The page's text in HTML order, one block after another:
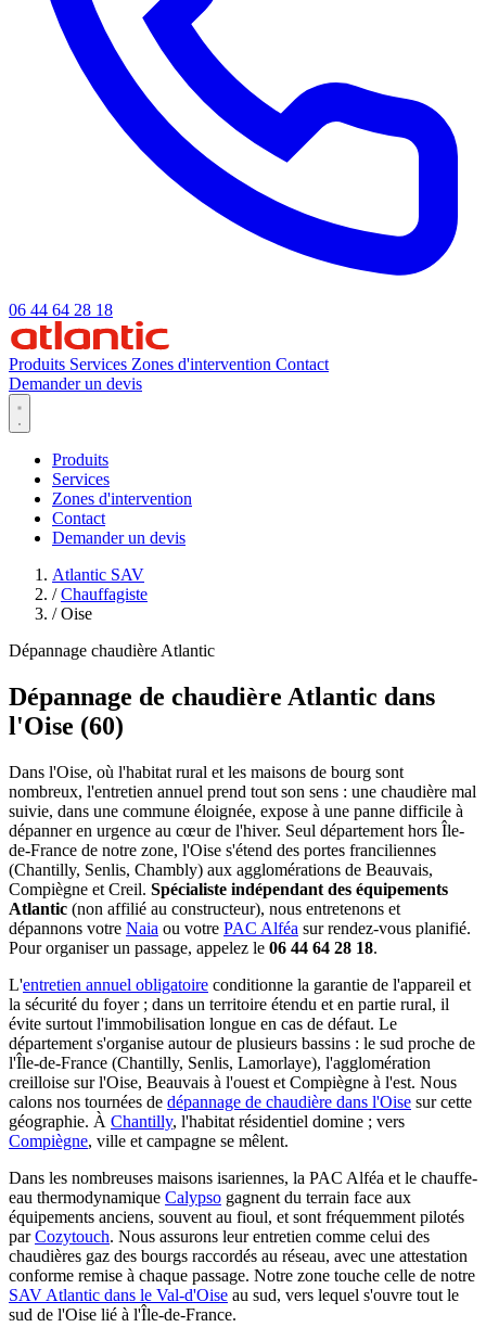
06 44 64 28 18
Produits Services Zones d'intervention Contact
Demander un devis
Produits
Services
Zones d'intervention
Contact
Demander un devis
Atlantic SAV
/ Chauffagiste
/ Oise
Dépannage chaudière Atlantic
Dépannage de chaudière Atlantic dans
l'Oise (60)
Dans l'Oise, où l'habitat rural et les maisons de bourg sont
nombreux, l'entretien annuel prend tout son sens : une chaudière mal
suivie, dans une commune éloignée, expose à une panne difficile à
dépanner en urgence au cœur de l'hiver. Seul département hors Île-
de-France de notre zone, l'Oise s'étend des portes franciliennes
(Chantilly, Senlis, Chambly) aux agglomérations de Beauvais,
Compiègne et Creil. Spécialiste indépendant des équipements
Atlantic (non affilié au constructeur), nous entretenons et
dépannons votre Naia ou votre PAC Alféa sur rendez-vous planifié.
Pour organiser un passage, appelez le 06 44 64 28 18.
L'entretien annuel obligatoire conditionne la garantie de l'appareil et
la sécurité du foyer ; dans un territoire étendu et en partie rural, il
évite surtout l'immobilisation longue en cas de défaut. Le
département s'organise autour de plusieurs bassins : le sud proche de
l'Île-de-France (Chantilly, Senlis, Lamorlaye), l'agglomération
creilloise sur l'Oise, Beauvais à l'ouest et Compiègne à l'est. Nous
calons nos tournées de dépannage de chaudière dans l'Oise sur cette
géographie. À Chantilly, l'habitat résidentiel domine ; vers
Compiègne, ville et campagne se mêlent.
Dans les nombreuses maisons isariennes, la PAC Alféa et le chauffe-
eau thermodynamique Calypso gagnent du terrain face aux
équipements anciens, souvent au fioul, et sont fréquemment pilotés
parCozytouch. Nous assurons leur entretien comme celui des
chaudières gaz des bourgs raccordés au réseau, avec une attestation
conforme remise à chaque passage. Notre zone touche celle de notre
SAV Atlantic dans le Val-d'Oise au sud, vers lequel s'ouvre tout le
sud de l'Oise lié à l'Île-de-France.